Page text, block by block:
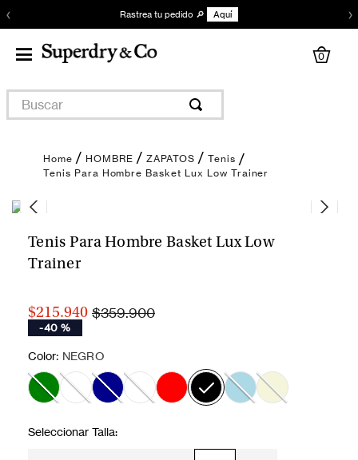
‹ Rastrea tu pedido 🔎 Aquí ›
0
Buscar
HOMBRE ZAPATOS
Tenis
Tenis Para Hombre Basket Lux Low Trainer
Tenis Para Hombre Basket Lux Low
Trainer
$215.940 $359.900
-40 %
Color: NEGRO